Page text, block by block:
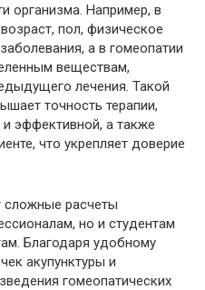
организма. Например, в
пол, физическое
а в гомеопатии
веществам,
лечения. Такой
точность терапии,
эффективной, а также
что укрепляет доверие
сложные расчеты
но и студентам
Благодаря удобному
акупунктуры и
гомеопатических